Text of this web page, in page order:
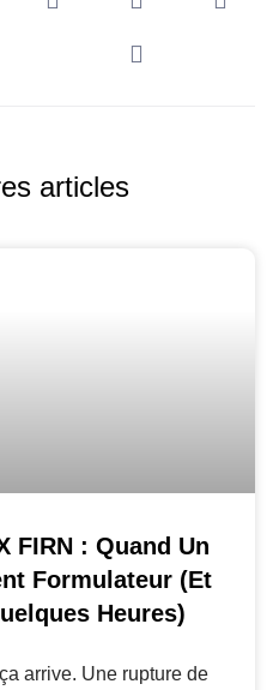
articles
FIRN : Quand Un
Formulateur (et
Heures)
arrive. Une rupture de